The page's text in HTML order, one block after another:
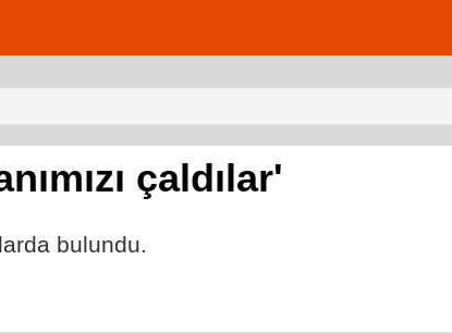
çaldılar'
bulundu.